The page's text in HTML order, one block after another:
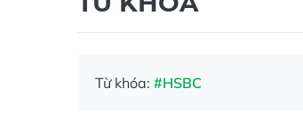
Từ khóa: #HSBC